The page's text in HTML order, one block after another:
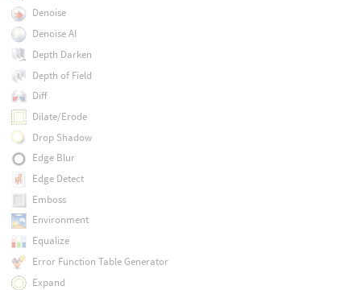
Denoise
Denoise AI
Depth Darken
Depth of Field
Diff
Dilate/Erode
Drop Shadow
Edge Blur
Edge Detect
Emboss
Environment
Equalize
Error Function Table Generator
Expand